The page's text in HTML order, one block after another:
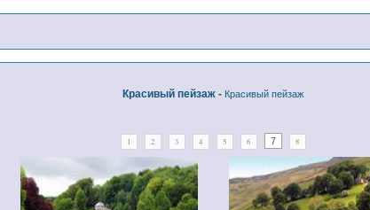
Красивый пейзаж - Красивый пейзаж
1 2 3 4 5 6 7 8